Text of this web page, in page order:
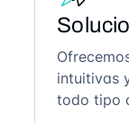
intuitivas
todo tipo